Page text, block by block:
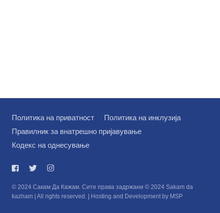
Политика на приватност
Политика на инклузија
Правилник за внатрешно пријавување
Кодекс на однесување
© 2024 Сакам Да Кажам. Сите права задржани © 2024 Sakam da
kazham | All rights reserved. | Hosting and Development by MSP